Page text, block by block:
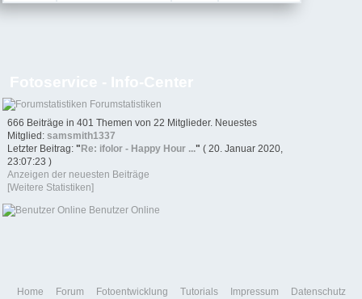
Forumstatistiken
666 Beiträge in 401 Themen von 22 Mitglieder. Neuestes
Mitglied:samsmith1337
Letzter Beitrag:"Re: ifolor - Happy Hour ..." ( 20. Januar 2020,
23:07:23 )
Anzeigen der neuesten Beiträge
[Weitere Statistiken]
Benutzer Online
Home Forum Fotoentwicklung Tutorials Impressum Datenschutz